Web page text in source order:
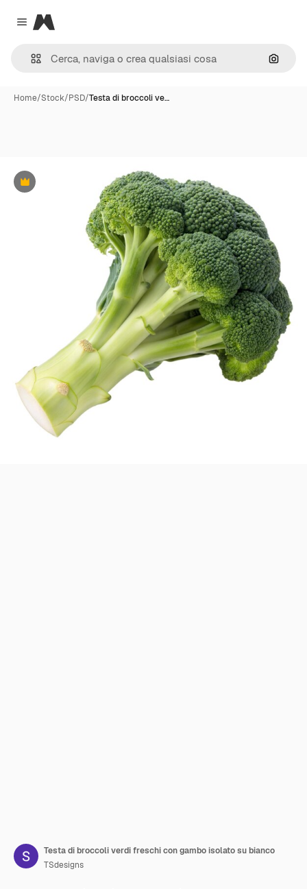
Close menu
Magnific
Cerca
Home/Stock/PSD/Testa di broccoli ve…
Premium
Testa di broccoli verdi freschi con gambo isolato su bianco
TSdesigns